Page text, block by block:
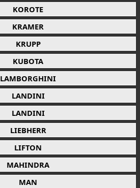
KOROTE
KRAMER
KRUPP
KUBOTA
LAMBORGHINI
LANDINI
LANDINI
LIEBHERR
LIFTON
MAHINDRA
MAN